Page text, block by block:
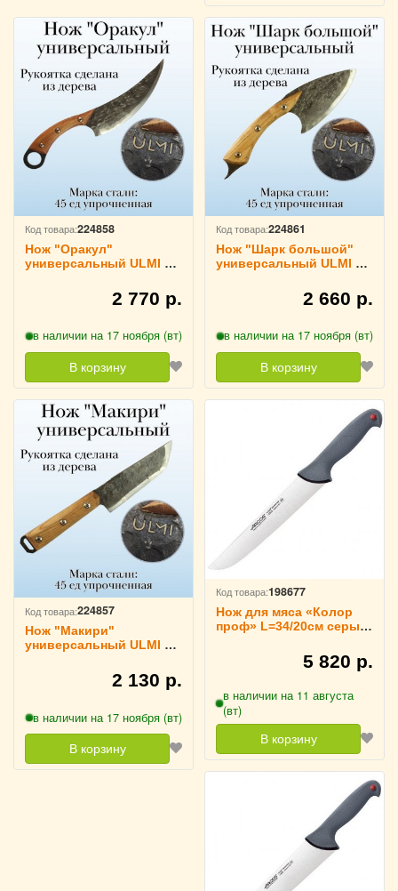
Код товара:224858
Нож "Оракул"
универсальный ULMI 34
2 770 р.
в наличии на 17 ноября (вт)
В корзину
Код товара:224861
Нож "Шарк большой"
универсальный ULMI 28
2 660 р.
в наличии на 17 ноября (вт)
В корзину
Код товара:224857
Нож "Макири"
универсальный ULMI 27
2 130 р.
в наличии на 17 ноября (вт)
В корзину
Код товара:198677
Нож для мяса «Колор
проф» L=34/20см серый
5 820 р.
в наличии на 11 августа
(вт)
В корзину